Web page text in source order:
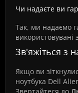
Чи надаєте ви
Так, ми надаємо
використовувані
Зв'яжіться з
Якщо ви
ноутбука Dell